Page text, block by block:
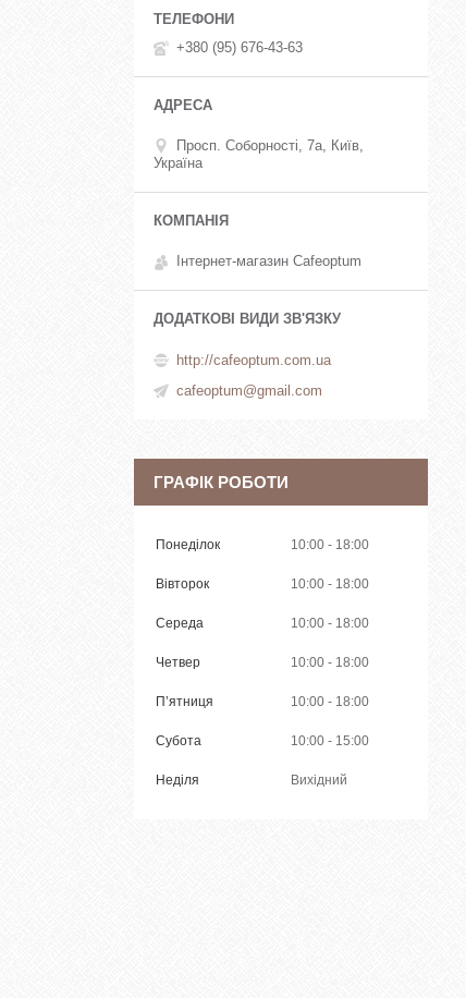
+380 (95) 676-43-63
Просп. Соборності, 7а, Київ,
Україна
Інтернет-магазин Cafeoptum
http://cafeoptum.com.ua
cafeoptum@gmail.com
ГРАФІК РОБОТИ
Понеділок 10:00 18:00
Вівторок 10:00 18:00
Середа 10:00 18:00
Четвер 10:00 18:00
Пʼятниця 10:00 18:00
Субота 10:00 15:00
Неділя Вихідний